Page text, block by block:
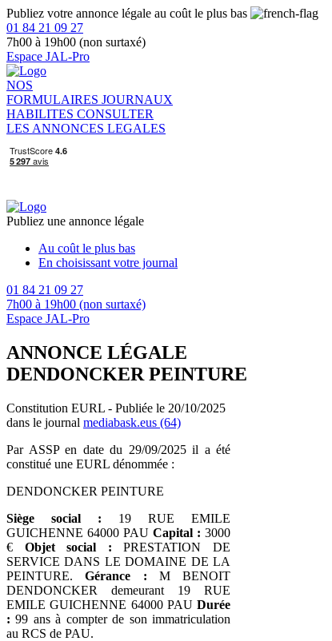
Publiez votre annonce légale au coût le plus bas
01 84 21 09 27
7h00 à 19h00 (non surtaxé)
Espace JAL-Pro
NOS
FORMULAIRES JOURNAUX
HABILITES CONSULTER
LES ANNONCES LEGALES
Publiez une annonce légale
Au coût le plus bas
En choisissant votre journal
01 84 21 09 27
7h00 à 19h00 (non surtaxé)
Espace JAL-Pro
ANNONCE LÉGALE
DENDONCKER PEINTURE
Constitution EURL - Publiée le 20/10/2025
dans le journal mediabask.eus (64)
Par ASSP en date du 29/09/2025 il a été
constitué une EURL dénommée :
DENDONCKER PEINTURE
Siège social : 19 RUE EMILE
GUICHENNE 64000 PAU Capital : 3000
€ Objet social : PRESTATION DE
SERVICE DANS LE DOMAINE DE LA
PEINTURE.Gérance : M BENOIT
DENDONCKER demeurant 19 RUE
EMILE GUICHENNE 64000 PAU Durée
: 99 ans à compter de son immatriculation
au RCS de PAU.